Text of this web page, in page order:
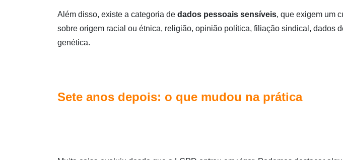
Além disso, existe a categoria de dados pessoais sensíveis, que exigem um
sobre origem racial ou étnica, religião, opinião política, filiação sindical, dados
genética.
Sete anos depois: o que mudou na prática